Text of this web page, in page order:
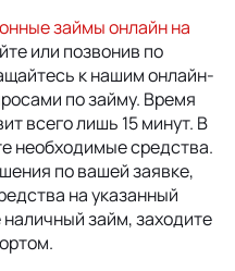
займы онлайн на
или позвонив по
к нашим онлайн-
по займу. Время
всего лишь 15 минут. В
необходимые средства.
по вашей заявке,
на указанный
займ, заходите